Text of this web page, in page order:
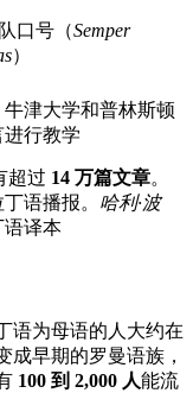
口号（Semper
）
津大学和普林斯顿
行教学
超过 14 万篇文章。
语播报。 哈利·波
语译本
语为母语的人大约在
成早期的罗曼语族，
100 到 2,000 人能流